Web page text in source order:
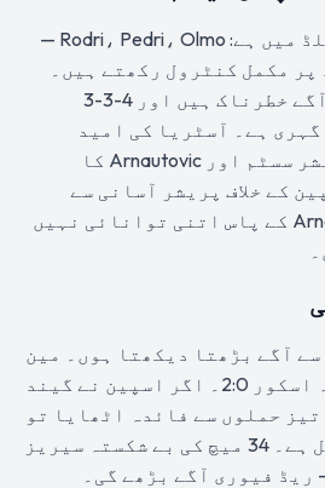
اسپین کی طاقت مڈفیلڈ میں ہے: Rodri، Pedri، Olmo —
مکمل کنٹرول رکھتے ہیں۔
Yamal اور Oyarzabal آگے خطرناک ہیں اور 4-3-3
گہری ہے۔ آسٹریا کی امید
Rangnick کا ہائی پریشر سسٹم اور Arnautovic کا
کے خلاف پریشر آسانی سے
ٹوٹتا ہے اور Arnautovic کے پاس اتنی توانائی نہیں
آگے بڑھتا دیکھتا ہوں۔ مین
پک: اسپین -1.5، ممکنہ اسکور 2:0۔ اگر اسپین نے گیند
حملوں سے فائدہ اٹھایا تو
آسٹریا کا ڈٹنا مشکل ہے۔ 34 میچ کی بے شکستہ سیریز
فیوری آگے بڑھے گی۔